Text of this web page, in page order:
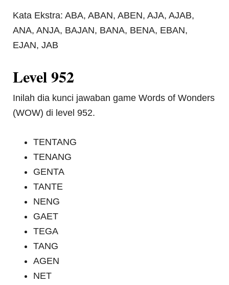
Kata Ekstra: ABA, ABAN, ABEN, AJA, AJAB,
ANA, ANJA, BAJAN, BANA, BENA, EBAN,
EJAN, JAB
Level 952
Inilah dia kunci jawaban game Words of Wonders
(WOW) di level 952.
TENTANG
TENANG
GENTA
TANTE
NENG
GAET
TEGA
TANG
AGEN
NET